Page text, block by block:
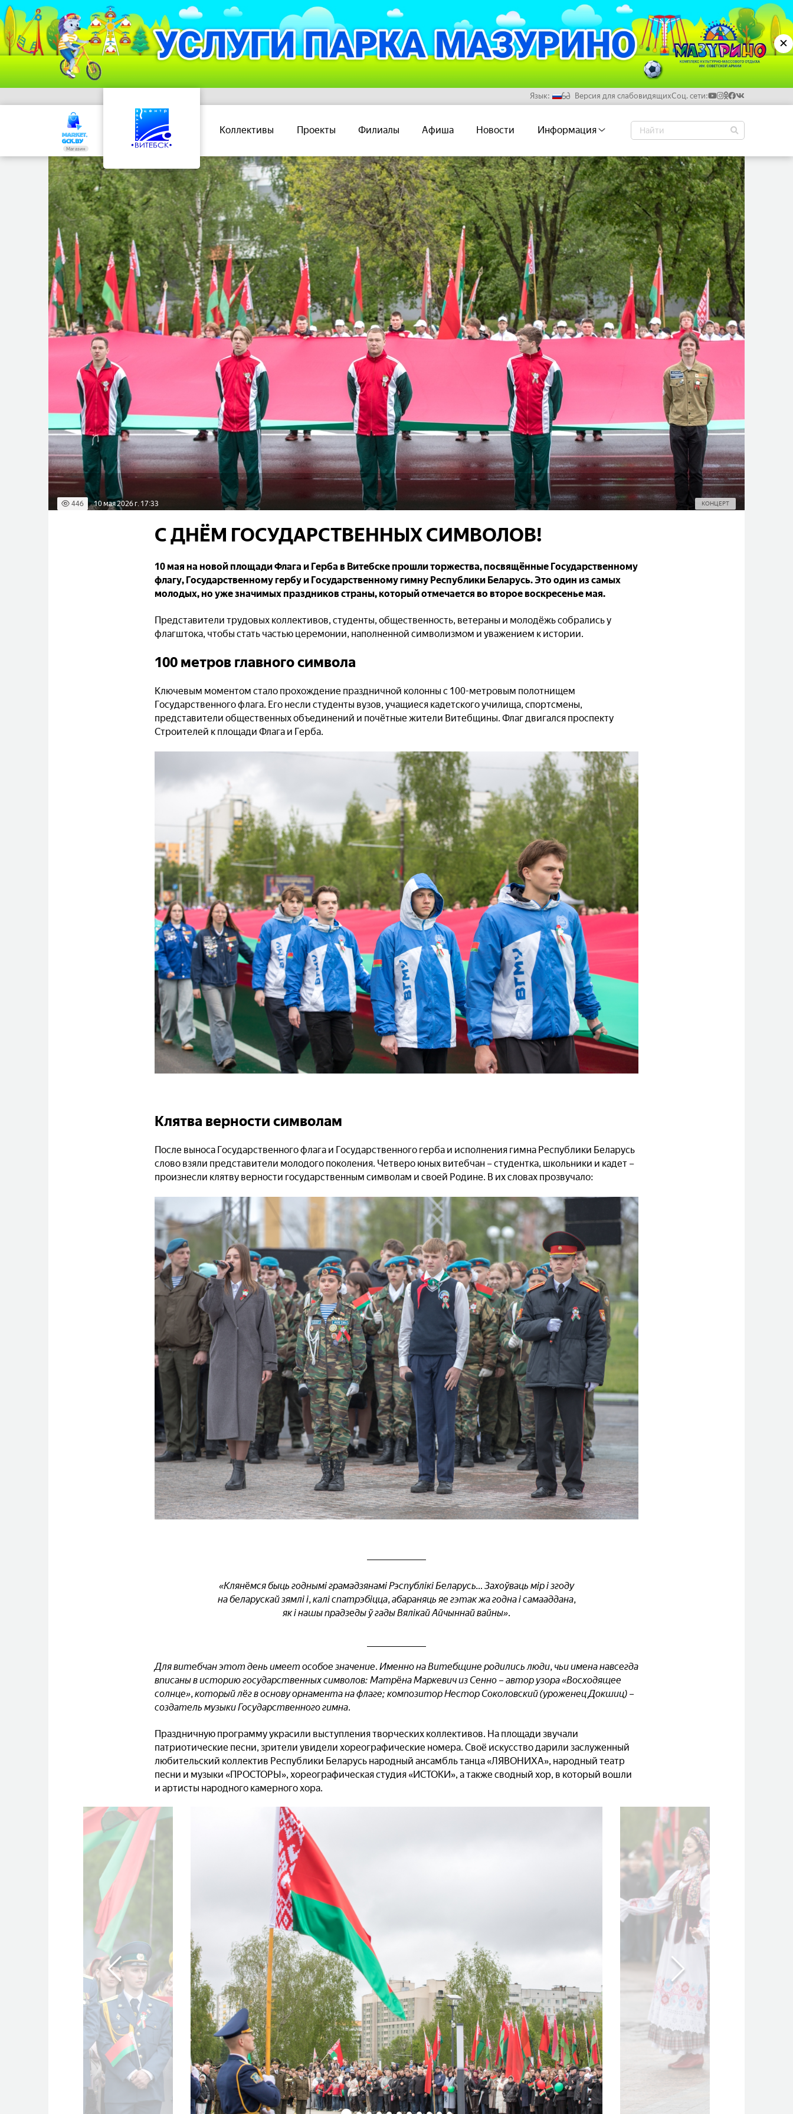
✕
Язык:
Английский
Китайский
Версия для слабовидящихСоц. сети:
Магазин
Коллективы Проекты Филиалы Афиша Новости Информация
446 10 мая 2026 г. 17:33 КОНЦЕРТ
С ДНЁМ ГОСУДАРСТВЕННЫХ СИМВОЛОВ!
10 мая на новой площади Флага и Герба в Витебске прошли торжества, посвящённые Государственному
флагу, Государственному гербу и Государственному гимну Республики Беларусь. Это один из самых
молодых, но уже значимых праздников страны, который отмечается во второе воскресенье мая.
Представители трудовых коллективов, студенты, общественность, ветераны и молодёжь собрались у
флагштока, чтобы стать частью церемонии, наполненной символизмом и уважением к истории.
100 метров главного символа
Ключевым моментом стало прохождение праздничной колонны с 100-метровым полотнищем
Государственного флага. Его несли студенты вузов, учащиеся кадетского училища, спортсмены,
представители общественных объединений и почётные жители Витебщины. Флаг двигался проспекту
Строителей к площади Флага и Герба.
Клятва верности символам
После выноса Государственного флага и Государственного герба и исполнения гимна Республики Беларусь
слово взяли представители молодого поколения. Четверо юных витебчан – студентка, школьники и кадет –
произнесли клятву верности государственным символам и своей Родине. В их словах прозвучало:
«Клянёмся быць годнымі грамадзянамі Рэспублікі Беларусь… Захоўваць мір і згоду
на беларускай зямлі і, калі спатрэбіцца, абараняць яе гэтак жа годна і самааддана,
як і нашы прадзеды ў гады Вялікай Айчыннай вайны».
Для витебчан этот день имеет особое значение. Именно на Витебщине родились люди, чьи имена навсегда
вписаны в историю государственных символов: Матрёна Маркевич из Сенно – автор узора «Восходящее
солнце», который лёг в основу орнамента на флаге; композитор Нестор Соколовский (уроженец Докшиц) –
создатель музыки Государственного гимна.
Праздничную программу украсили выступления творческих коллективов. На площади звучали
патриотические песни, зрители увидели хореографические номера. Своё искусство дарили заслуженный
любительский коллектив Республики Беларусь народный ансамбль танца «ЛЯВОНИХА», народный театр
песни и музыки «ПРОСТОРЫ», хореографическая студия «ИСТОКИ», а также сводный хор, в который вошли
и артисты народного камерного хора.